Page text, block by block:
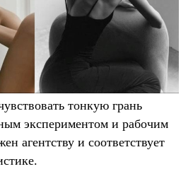
тонкую грань
экспериментом и рабочим
агентству и соответствует